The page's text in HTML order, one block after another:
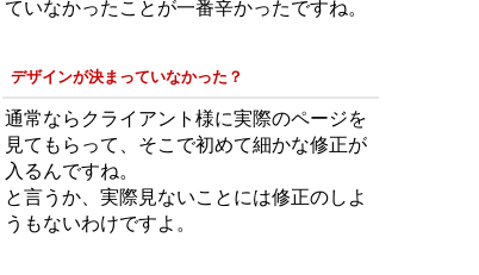
ていなかったことが一番辛かったですね。
デザインが決まっていなかった？
通常ならクライアント様に実際のページを
見てもらって、そこで初めて細かな修正が
入るんですね。
と言うか、実際見ないことには修正のしよ
うもないわけですよ。